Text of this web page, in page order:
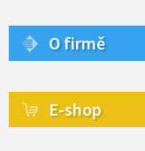
O firmě
E-shop